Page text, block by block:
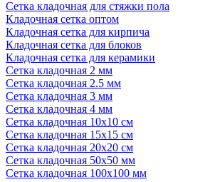
Сетка кладочная для стяжки пола
Кладочная сетка оптом
Кладочная сетка для кирпича
Кладочная сетка для блоков
Кладочная сетка для керамики
Сетка кладочная 2 мм
Сетка кладочная 2.5 мм
Сетка кладочная 3 мм
Сетка кладочная 4 мм
Сетка кладочная 10x10 см
Сетка кладочная 15x15 см
Сетка кладочная 20x20 см
Сетка кладочная 50x50 мм
Сетка кладочная 100x100 мм